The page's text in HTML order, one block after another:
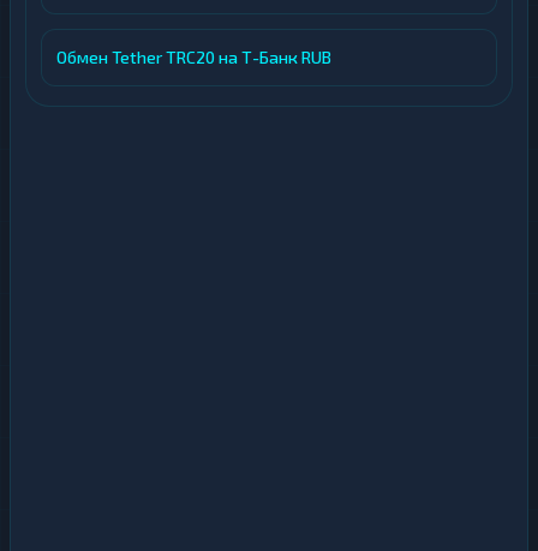
Обмен Tether TRC20 на Т-Банк RUB